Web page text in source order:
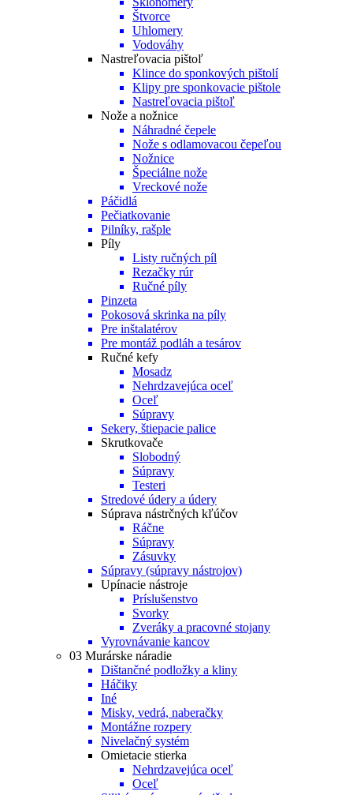
Štvorce
Uhlomery
Vodováhy
Nastreľovacia pištoľ
Klince do sponkových pištolí
Klipy pre sponkovacie pištole
Nastreľovacia pištoľ
Nože a nožnice
Náhradné čepele
Nože s odlamovacou čepeľou
Nožnice
Špeciálne nože
Vreckové nože
Páčidlá
Pečiatkovanie
Pilníky, rašple
Píly
Listy ručných píl
Rezačky rúr
Ručné píly
Pinzeta
Pokosová skrinka na píly
Pre inštalatérov
Pre montáž podláh a tesárov
Ručné kefy
Mosadz
Nehrdzavejúca oceľ
Oceľ
Súpravy
Sekery, štiepacie palice
Skrutkovače
Slobodný
Súpravy
Testeri
Stredové údery a údery
Súprava nástrčných kľúčov
Ráčne
Súpravy
Zásuvky
Súpravy (súpravy nástrojov)
Upínacie nástroje
Príslušenstvo
Svorky
Zveráky a pracovné stojany
Vyrovnávanie kancov
03 Murárske náradie
Dištančné podložky a kliny
Háčiky
Iné
Misky, vedrá, naberačky
Montážne rozpery
Nivelačný systém
Omietacie stierka
Nehrdzavejúca oceľ
Oceľ